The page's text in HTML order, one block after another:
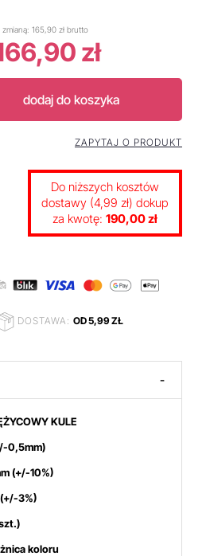
165,90 zł brutto
zł
dodaj do koszyka
ZAPYTAJ O PRODUKT
Do niższych kosztów
dostawy (4,99 zł) dokup
za kwotę: 190,00 zł
DOSTAWA: OD 5,99 ZŁ
-
KULE
0,5mm)
(+/-10%)
3%)
koloru